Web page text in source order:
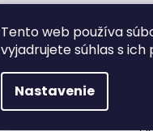
Tento web používa
vyjadrujete súhlas s
Nastavenie